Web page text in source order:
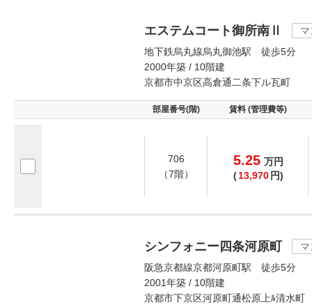
エステムコート御所南Ⅱ
地下鉄烏丸線烏丸御池駅 徒歩5分
2000年築 / 10階建
京都市中京区高倉通二条下ル瓦町
部屋番号(階) 賃料 (管理費等)
706
（7階）
5.25 万円
( 13,970 円)
シンフォニー四条河原町
阪急京都線京都河原町駅 徒歩5分
2001年築 / 10階建
京都市下京区河原町通松原上ﾙ清水町